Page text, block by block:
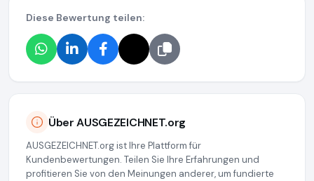
Diese Bewertung teilen:
Über AUSGEZEICHNET.org
AUSGEZEICHNET.org ist Ihre Plattform für
Kundenbewertungen. Teilen Sie Ihre Erfahrungen und
profitieren Sie von den Meinungen anderer, um fundierte